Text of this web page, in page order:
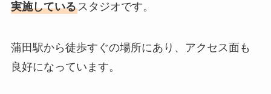
実施しているスタジオです。
蒲田駅から徒歩すぐの場所にあり、アクセス面も
良好になっています。